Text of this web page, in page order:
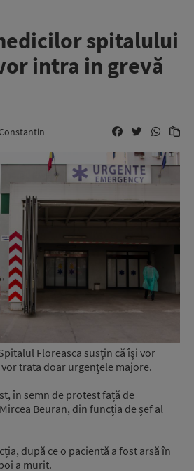
spitalului
intra in grevă
Floreasca susțin că își vor
trata doar urgențele majore.
în semn de protest față de
Beuran, din funcția de șef al
după ce o pacientă a fost arsă în
a murit.